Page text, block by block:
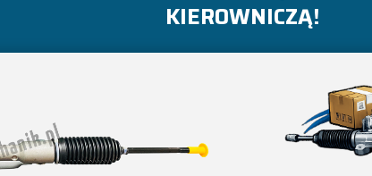
KIEROWNICZĄ!